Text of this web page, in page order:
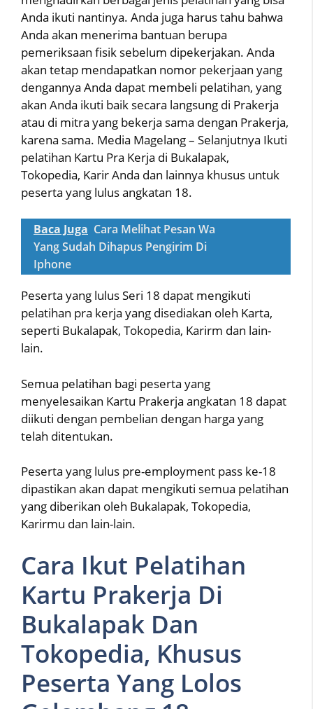
Anda ikuti nantinya. Anda juga harus tahu bahwa
Anda akan menerima bantuan berupa
pemeriksaan fisik sebelum dipekerjakan. Anda
akan tetap mendapatkan nomor pekerjaan yang
dengannya Anda dapat membeli pelatihan, yang
akan Anda ikuti baik secara langsung di Prakerja
atau di mitra yang bekerja sama dengan Prakerja,
karena sama. Media Magelang – Selanjutnya Ikuti
pelatihan Kartu Pra Kerja di Bukalapak,
Tokopedia, Karir Anda dan lainnya khusus untuk
peserta yang lulus angkatan 18.
Baca Juga Cara Melihat Pesan Wa
Yang Sudah Dihapus Pengirim Di
Iphone
Peserta yang lulus Seri 18 dapat mengikuti
pelatihan pra kerja yang disediakan oleh Karta,
seperti Bukalapak, Tokopedia, Karirm dan lain-
lain.
Semua pelatihan bagi peserta yang
menyelesaikan Kartu Prakerja angkatan 18 dapat
diikuti dengan pembelian dengan harga yang
telah ditentukan.
Peserta yang lulus pre-employment pass ke-18
dipastikan akan dapat mengikuti semua pelatihan
yang diberikan oleh Bukalapak, Tokopedia,
Karirmu dan lain-lain.
Cara Ikut Pelatihan
Kartu Prakerja Di
Bukalapak Dan
Tokopedia, Khusus
Peserta Yang Lolos